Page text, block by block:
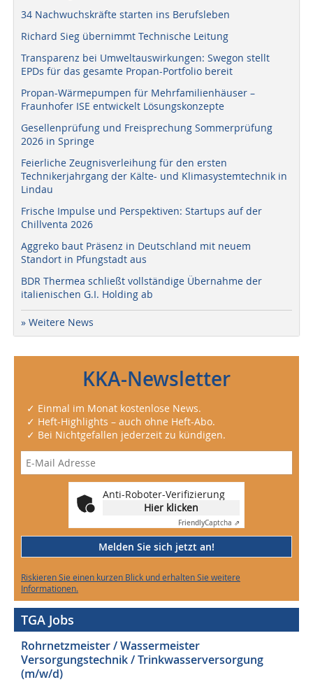
34 Nachwuchskräfte starten ins Berufsleben
Richard Sieg übernimmt Technische Leitung
Transparenz bei Umweltauswirkungen: Swegon stellt
EPDs für das gesamte Propan-Portfolio bereit
Propan-Wärmepumpen für Mehrfamilienhäuser –
Fraunhofer ISE entwickelt Lösungskonzepte
Gesellenprüfung und Freisprechung Sommerprüfung
2026 in Springe
Feierliche Zeugnisverleihung für den ersten
Technikerjahrgang der Kälte- und Klimasystemtechnik in
Lindau
Frische Impulse und Perspektiven: Startups auf der
Chillventa 2026
Aggreko baut Präsenz in Deutschland mit neuem
Standort in Pfungstadt aus
BDR Thermea schließt vollständige Übernahme der
italienischen G.I. Holding ab
» Weitere News
KKA-Newsletter
✓ Einmal im Monat kostenlose News.
✓ Heft-Highlights – auch ohne Heft-Abo.
✓ Bei Nichtgefallen jederzeit zu kündigen.
Anti-Roboter-Verifizierung
Hier klicken
FriendlyCaptcha ⇗
Melden Sie sich jetzt an!
Riskieren Sie einen kurzen Blick und erhalten Sie weitere
Informationen.
TGA Jobs
Rohrnetzmeister / Wassermeister
Versorgungstechnik / Trinkwasserversorgung
(m/w/d)